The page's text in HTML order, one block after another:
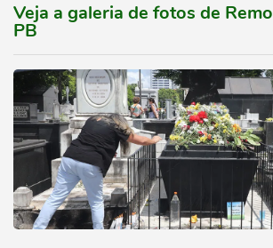
Veja a galeria de fotos de
PB